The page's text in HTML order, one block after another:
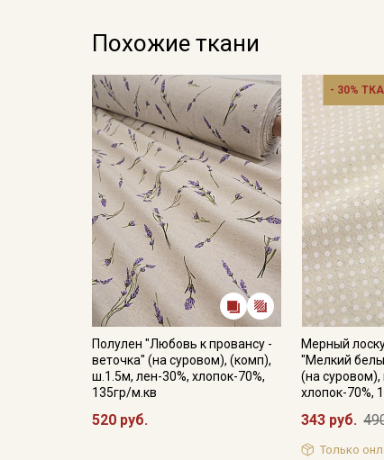
Похожие ткани
Полулен "Любовь к провансу -
веточка" (на суровом), (комп),
ш.1.5м, лен-30%, хлопок-70%,
135гр/м.кв
520 руб.
- 30%
Мерный
"Мелкий
(на суровом),
хлопок-70%,
343 руб.
Только